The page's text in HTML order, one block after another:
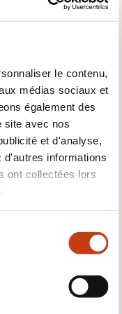
le contenu,
médias sociaux et
également des
site avec nos
et d'analyse,
informations
ont collectées lors
It’s our intention to
the best
et